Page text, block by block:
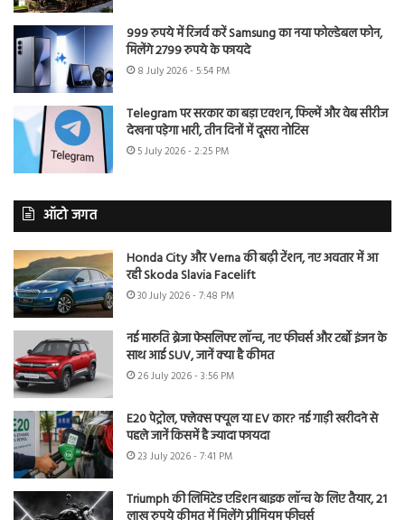
999 रुपये में रिजर्व करें Samsung का नया फोल्डेबल फोन,
मिलेंगे 2799 रुपये के फायदे
8 July 2026 - 5:54 PM
Telegram पर सरकार का बड़ा एक्शन, फिल्में और वेब सीरीज
देखना पड़ेगा भारी, तीन दिनों में दूसरा नोटिस
5 July 2026 - 2:25 PM
ऑटो जगत
Honda City और Verna की बढ़ी टेंशन, नए अवतार में आ
रही Skoda Slavia Facelift
30 July 2026 - 7:48 PM
नई मारुति ब्रेजा फेसलिफ्ट लॉन्च, नए फीचर्स और टर्बो इंजन के
साथ आई SUV, जानें क्या है कीमत
26 July 2026 - 3:56 PM
E20 पेट्रोल, फ्लेक्स फ्यूल या EV कार? नई गाड़ी खरीदने से
पहले जानें किसमें है ज्यादा फायदा
23 July 2026 - 7:41 PM
Triumph की लिमिटेड एडिशन बाइक लॉन्च के लिए तैयार, 21